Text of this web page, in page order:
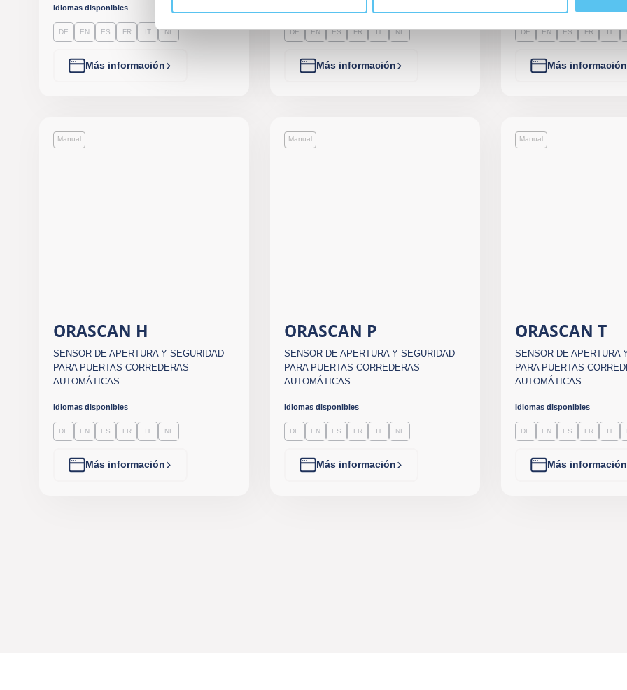
Idiomas disponibles
DE EN ES FR IT NL
Más información
DE EN ES FR IT NL
Más información
DE EN ES FR IT
Más información
Manual
ORASCAN H
SENSOR DE APERTURA Y SEGURIDAD
PARA PUERTAS CORREDERAS
AUTOMÁTICAS
Idiomas disponibles
DE EN ES FR IT NL
Más información
Manual
ORASCAN P
SENSOR DE APERTURA Y SEGURIDAD
PARA PUERTAS CORREDERAS
AUTOMÁTICAS
Idiomas disponibles
DE EN ES FR IT NL
Más información
Manual
ORASCAN T
SENSOR DE APERTURA
PARA PUERTAS
AUTOMÁTICAS
Idiomas disponibles
DE EN ES FR IT
Más información